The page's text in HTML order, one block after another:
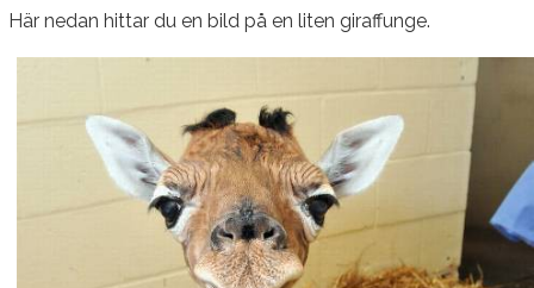
Här nedan hittar du en bild på en liten giraffunge.